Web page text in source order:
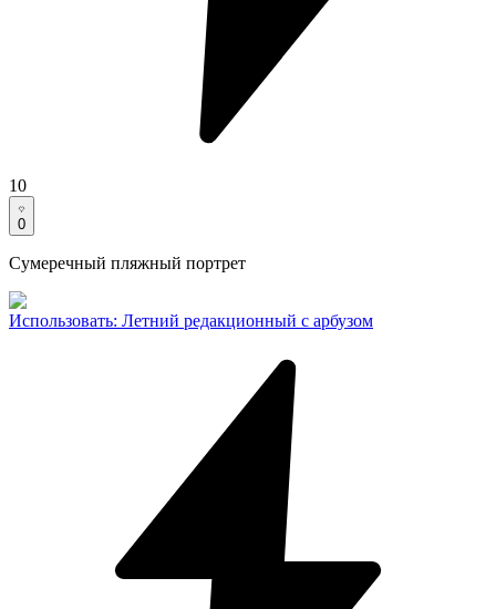
10
0
Сумеречный пляжный портрет
Использовать: Летний редакционный с арбузом